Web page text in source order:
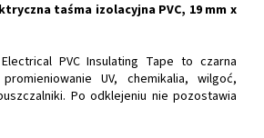
taśma izolacyjna PVC, 19 mm x
PVC Insulating Tape to czarna
UV, chemikalia, wilgoć,
Po odklejeniu nie pozostawia